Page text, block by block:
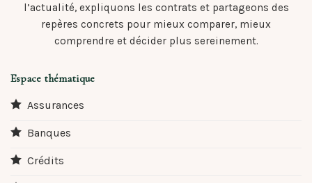
l’actualité, expliquons les contrats et partageons des
repères concrets pour mieux comparer, mieux
comprendre et décider plus sereinement.
Espace thématique
Assurances
Banques
Crédits